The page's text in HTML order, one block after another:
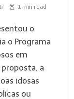
1 min read
o
o Programa
em
proposta, a
idosas
ou